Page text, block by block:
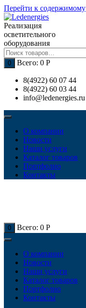
Перейти к содержимому
Реализация
осветительного
оборудования
0 Всего: 0 Р
8(4922) 60 07 44
8(4922) 60 03 44
info@ledenergies.ru
О компании
Новости
Наши услуги
Каталог товаров
Портфолио
Контакты
0 Всего: 0 Р
О компании
Новости
Наши услуги
Каталог товаров
Портфолио
Контакты